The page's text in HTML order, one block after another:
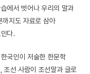
에서 벗어나 우리의 말과
까지도 자료로 삼아
다.
국인이 저술한 한문학
선 사람이 조선말과 글로